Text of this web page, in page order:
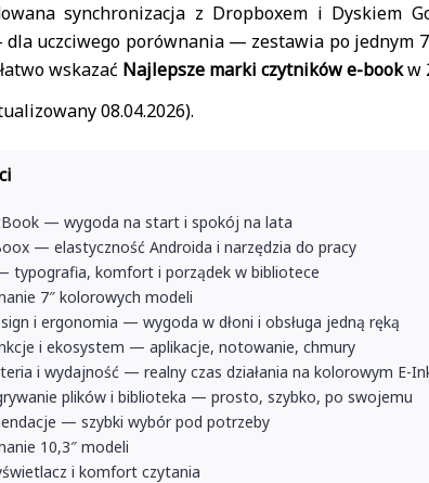
synchronizacja z Dropboxem i Dyskiem
uczciwego porównania — zestawia po jednym 7
wskazać Najlepsze marki czytników e-bookw
08.04.2026).
— wygoda na start i spokój na lata
— elastyczność Androida i narzędzia do pracy
typografia, komfort i porządek w bibliotece
7″ kolorowych modeli
i ergonomia — wygoda w dłoni i obsługa jedną ręką
i ekosystem — aplikacje, notowanie, chmury
i wydajność — realny czas działania na kolorowym E-
plików i biblioteka — prosto, szybko, po swojemu
— szybki wybór pod potrzeby
10,3″ modeli
i komfort czytania